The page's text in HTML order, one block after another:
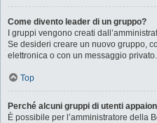
Come divento leader di un gruppo?
I gruppi vengono creati
Se desideri creare un nuovo gruppo,
elettronica o con un messaggio privato.
Top
Perché alcuni gruppi di utenti
È possibile per l’amministratore della